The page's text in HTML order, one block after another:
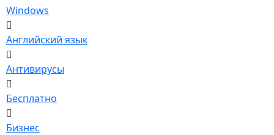
Windows
Английский язык
Антивирусы
Бесплатно
Бизнес